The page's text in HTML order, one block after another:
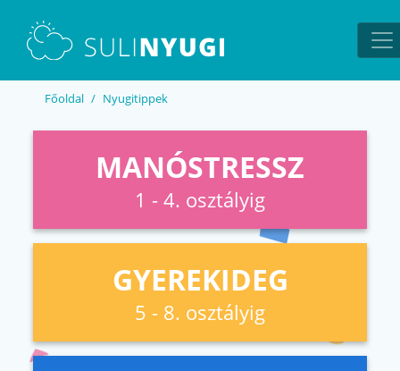
Főoldal Nyugitippek
MANÓSTRESSZ
1 - 4. osztályig
GYEREKIDEG
5 - 8. osztályig